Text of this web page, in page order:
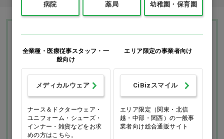
Ciモール ウェブ通販のご利用ガイド・ヘル
プ
お支払いについて 送料について
返品・交換につい
て
修理・保証につい
て
病院 薬局 幼稚園・保育園
全業種・医療従事スタッフ・一
般向け
メディカルウェア
ナース＆ドクターウェア・
ユニフォーム・シューズ・
インナー・雑貨などをお求
めの方はこちら。
エリア限定の事業者向け
CiBizスマイル
エリア限定（関東・北信
越・中部・関西）の一般事
業者向け総合通販サイト